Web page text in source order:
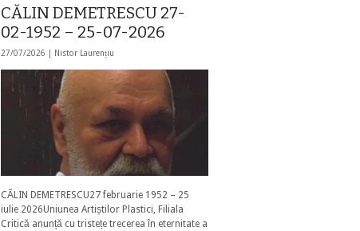
CĂLIN DEMETRESCU 27-
02-1952 – 25-07-2026
27/07/2026 | Nistor Laurențiu
CĂLIN DEMETRESCU27 februarie 1952 – 25
iulie 2026Uniunea Artiștilor Plastici, Filiala
Critică anunță cu tristețe trecerea în eternitate a